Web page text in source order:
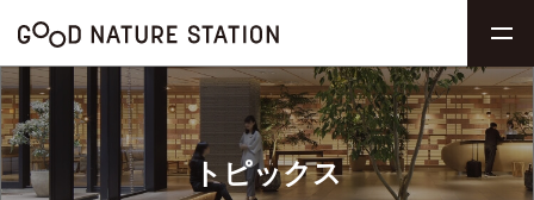
トピックス